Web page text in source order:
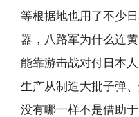
等根据地也用了不少
器，八路军为什么连
能靠游击战对付日本
生产从制造大批子弹
没有哪一样不是借助